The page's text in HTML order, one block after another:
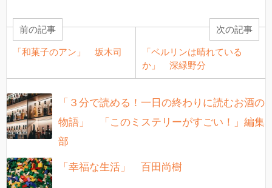
前の記事
「和菓子のアン」 坂木司
次の記事
「ベルリンは晴れている
か」 深緑野分
「３分で読める！一日の終わりに読むお酒の
物語」 「このミステリーがすごい！」編集
部
「幸福な生活」 百田尚樹